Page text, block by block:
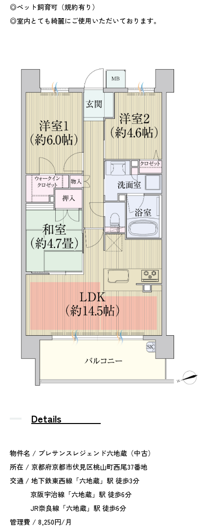
◎ペット飼育可（規約有り）
◎室内とても綺麗にご使用いただいております。
Details
物件名 / プレサンスレジェンド六地蔵（中古）
所在 / 京都府京都市伏見区桃山町西尾37番地
交通 / 地下鉄東西線「六地蔵」駅 徒歩3分
京阪宇治線「六地蔵」駅 徒歩6分
JR奈良線「六地蔵」駅 徒歩6分
管理費 / 8,250円/月